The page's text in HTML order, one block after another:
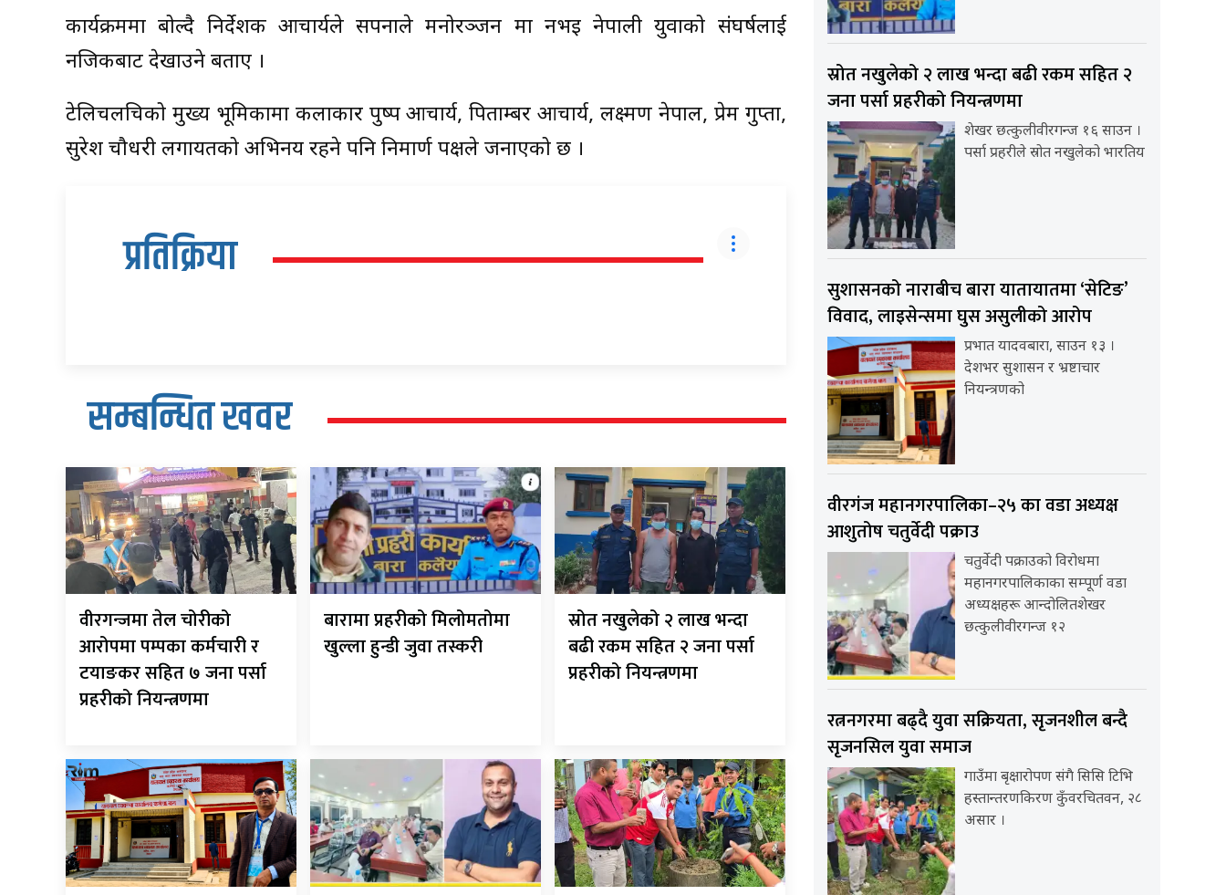
कार्यक्रममा बोल्दै निर्देशक आचार्यले सपनाले मनोरञ्जन मात्र नभइ नेपाली युवाको संघर्षलाई
नजिकबाट देखाउने बताए ।
टेलिचलचित्रको मुख्य भूमिकामा कलाकार पुष्प आचार्य, पिताम्बर आचार्य, लक्ष्मण नेपाल, प्रेम गुप्ता,
सुरेश चौधरी लगायतको अभिनय रहने पनि निमार्ण पक्षले जनाएको छ ।
प्रतिक्रिया
सम्बन्धित खवर
वीरगन्जमा तेल चोरीको
आरोपमा पम्पका कर्मचारी र
टयाङकर सहित ७ जना पर्सा
प्रहरीको नियन्त्रणमा
बारामा प्रहरीको मिलोमतोमा
खुल्ला हुन्डी जुवा तस्करी
स्रोत नखुलेको २ लाख भन्दा
बढी रकम सहित २ जना पर्सा
प्रहरीको नियन्त्रणमा
स्रोत नखुलेको २ लाख भन्दा बढी रकम सहित २
जना पर्सा प्रहरीको नियन्त्रणमा
शेखर छत्कुलीवीरगन्ज १६ साउन ।
पर्सा प्रहरीले स्रोत नखुलेको भारतिय
सुशासनको नाराबीच बारा यातायातमा ‘सेटिङ’
विवाद, लाइसेन्समा घुस असुलीको आरोप
प्रभात यादवबारा, साउन १३ ।
देशभर सुशासन र भ्रष्टाचार
नियन्त्रणको
वीरगंज महानगरपालिका–२५ का वडा अध्यक्ष
आशुतोष चतुर्वेदी पक्राउ
चतुर्वेदी पक्राउको विरोधमा
महानगरपालिकाका सम्पूर्ण वडा
अध्यक्षहरू आन्दोलितशेखर
छत्कुलीवीरगन्ज १२
रत्ननगरमा बढ्दै युवा सक्रियता, सृजनशील बन्दै
सृजनसिल युवा समाज
गाउँमा बृक्षारोपण संगै सिसि टिभि
हस्तान्तरणकिरण कुँवरचितवन, २८
असार ।